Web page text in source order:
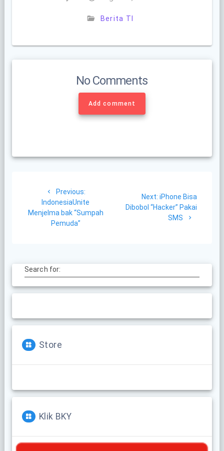
Berita TI
No Comments
Add comment
navigation
Previous:
post:
IndonesiaUnite
Menjelma bak “Sumpah
Pemuda”
Next: Next
post:
iPhone Bisa
Dibobol “Hacker” Pakai
SMS
Search for:
Store
Klik BKY